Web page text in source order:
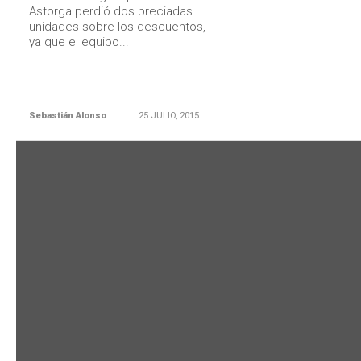
Astorga perdió dos preciadas
unidades sobre los descuentos,
ya que el equipo...
Sebastián Alonso 25 JULIO, 2015